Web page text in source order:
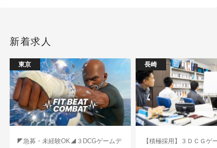
新着求人
東京
◤急募・未経験OK◢３DCGゲームデ
長崎
【積極採用】３ＤＣＧゲ